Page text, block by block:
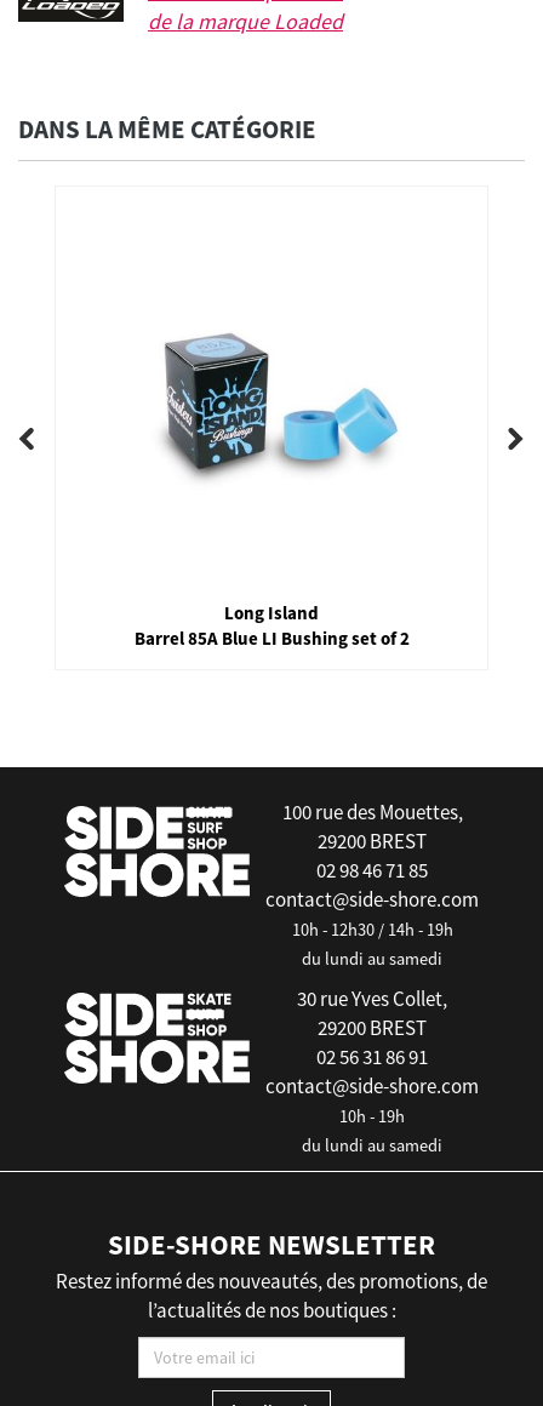
de la marqueLoaded
DANS LA MÊME CATÉGORIE
Long Island
Barrel 85A Blue LI Bushing set of 2
100 rue des Mouettes,
29200 BREST
02 98 46 71 85
contact@side-shore.com
10h - 12h30 / 14h - 19h
du lundi au samedi
30 rue Yves Collet,
29200 BREST
02 56 31 86 91
contact@side-shore.com
10h - 19h
du lundi au samedi
SIDE-SHORE NEWSLETTER
Restez informé des nouveautés, des promotions, de
l’actualités de nos boutiques :